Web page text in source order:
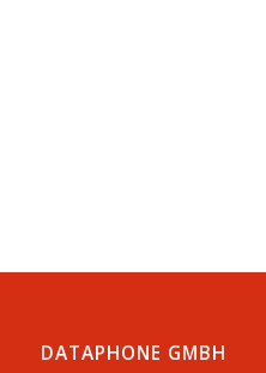
DATAPHONE GMBH